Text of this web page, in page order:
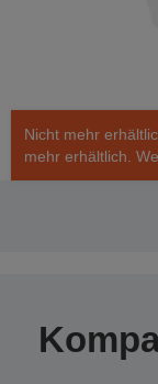
Nicht mehr
mehr erhältlich.